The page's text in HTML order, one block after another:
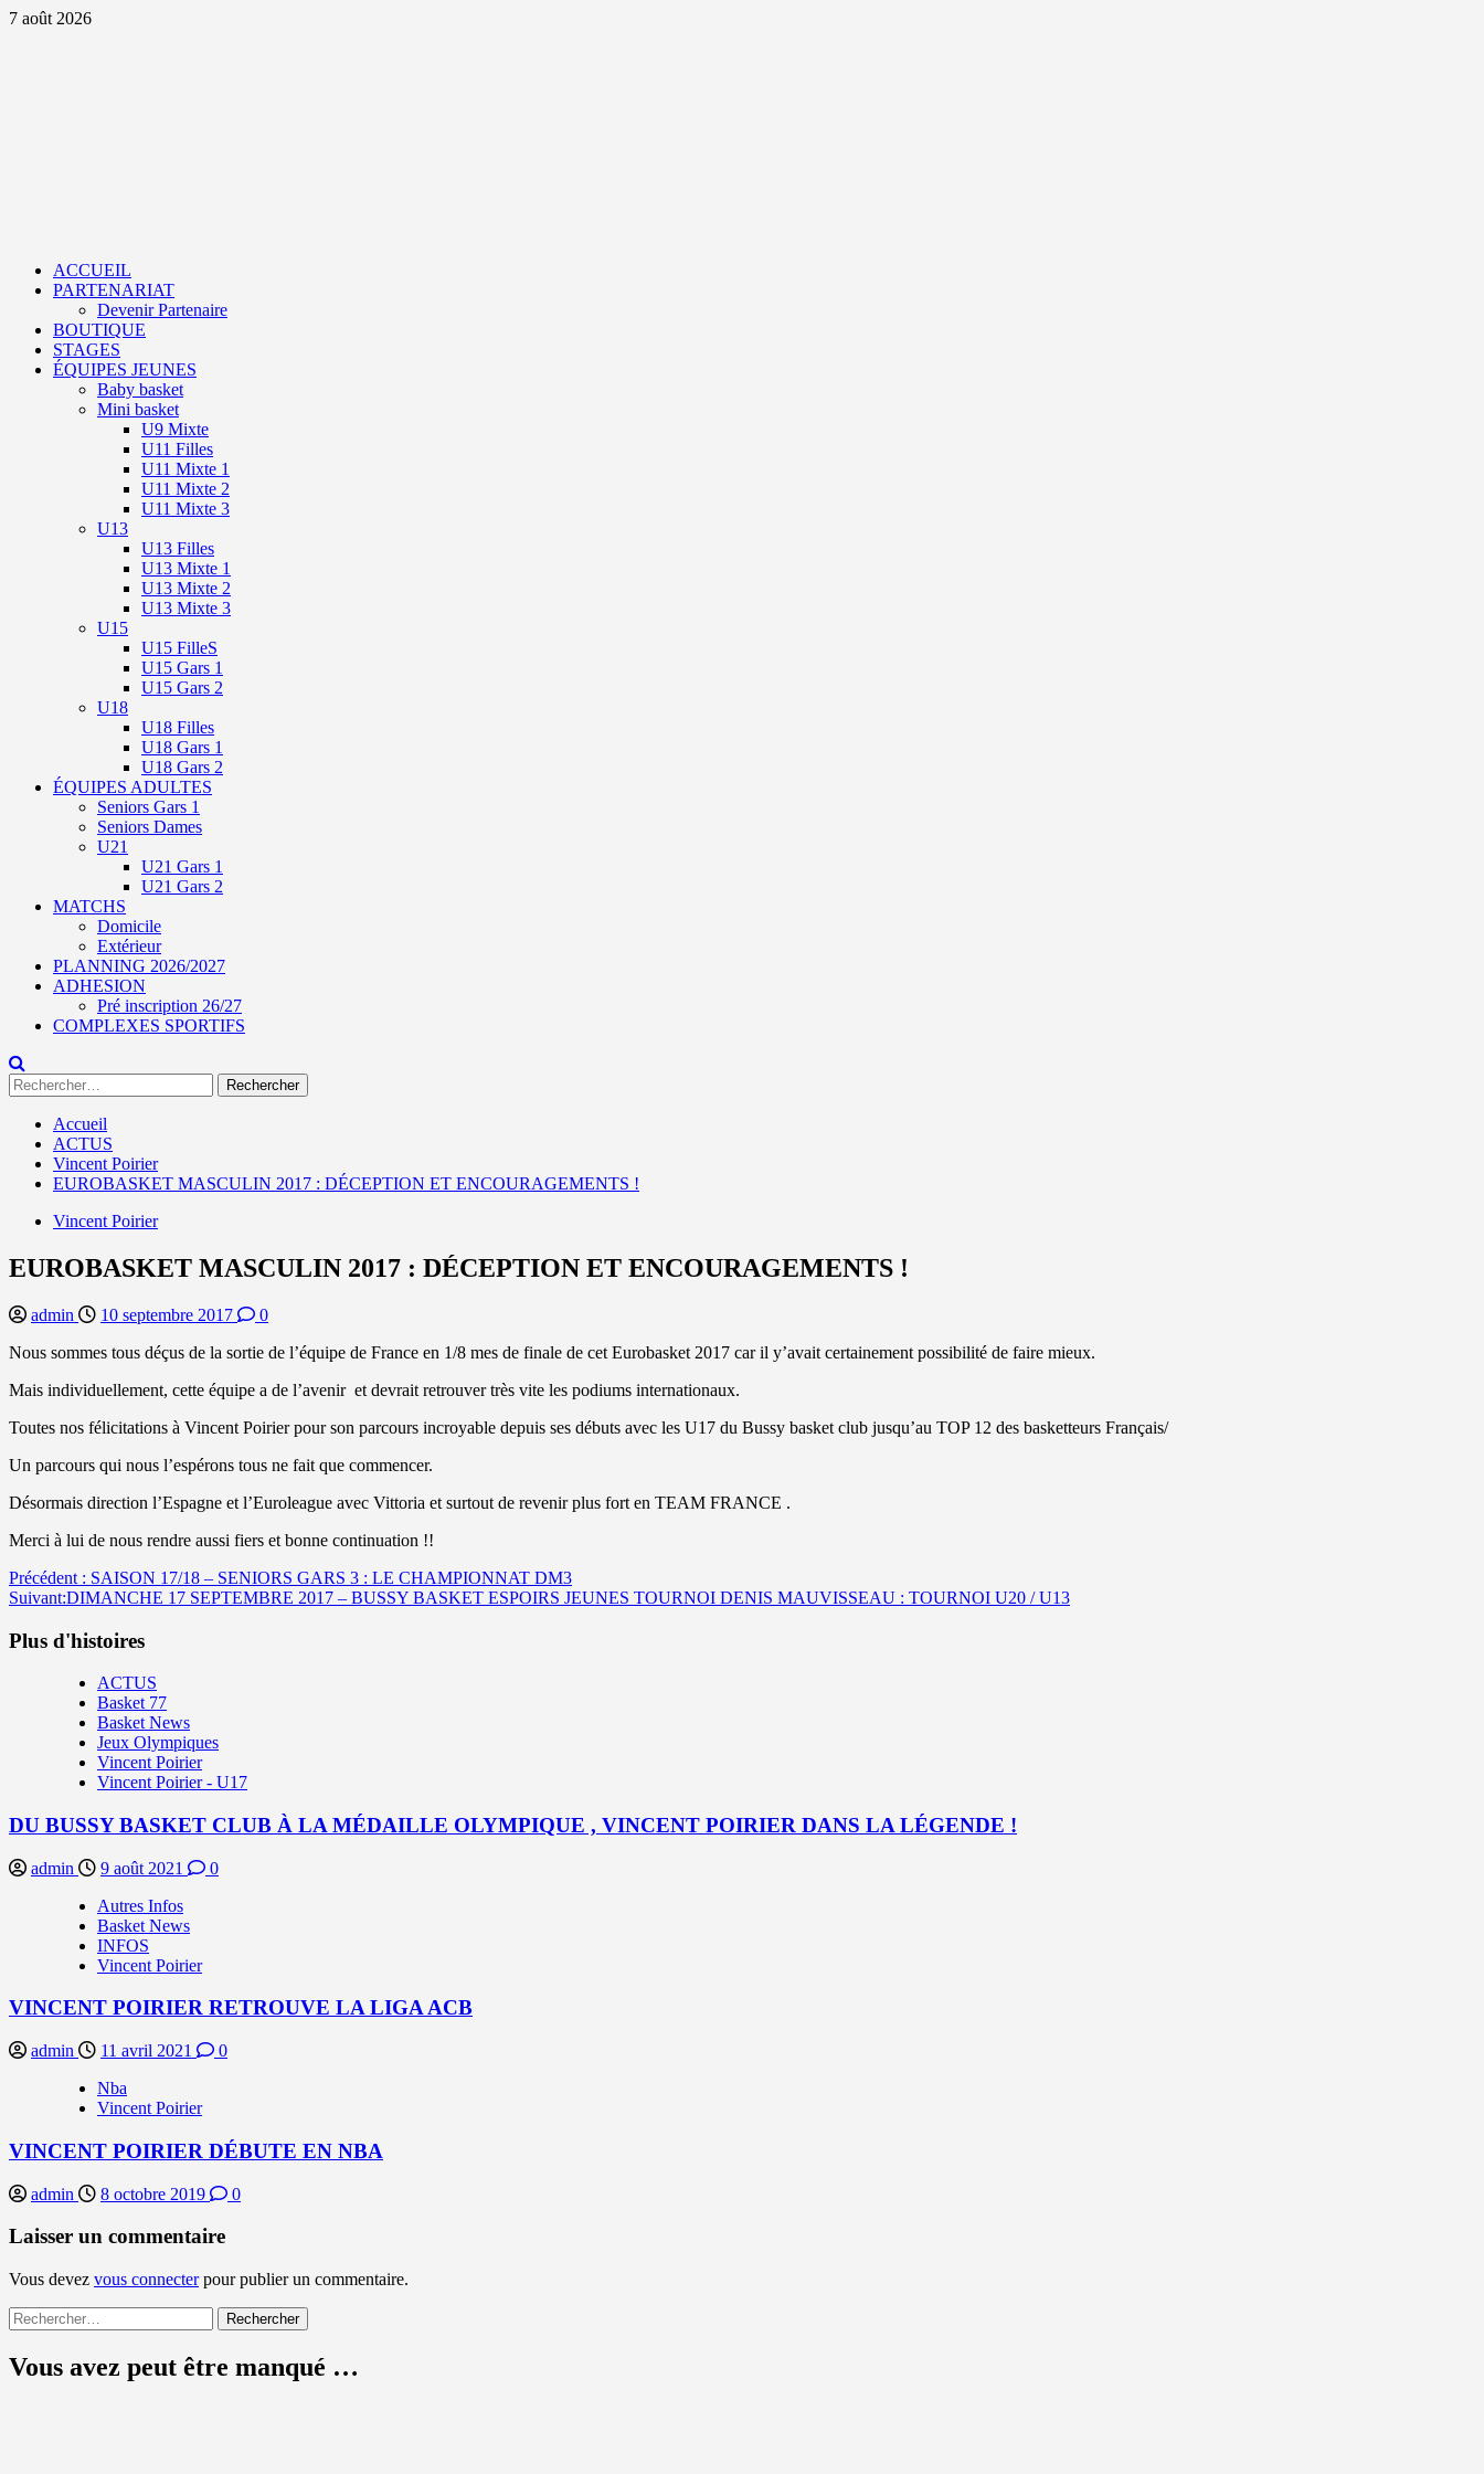
Aller
7 août 2026
ACCUEIL
PARTENARIAT
Devenir Partenaire
BOUTIQUE
STAGES
ÉQUIPES JEUNES
Baby basket
Mini basket
U9 Mixte
U11 Filles
U11 Mixte 1
U11 Mixte 2
U11 Mixte 3
U13
U13 Filles
U13 Mixte 1
U13 Mixte 2
U13 Mixte 3
U15
U15 FilleS
U15 Gars 1
U15 Gars 2
U18
U18 Filles
U18 Gars 1
U18 Gars 2
ÉQUIPES ADULTES
Seniors Gars 1
Seniors Dames
U21
U21 Gars 1
U21 Gars 2
MATCHS
Domicile
Extérieur
PLANNING 2026/2027
ADHESION
Pré inscription 26/27
COMPLEXES SPORTIFS
Rechercher :
Accueil
ACTUS
Vincent Poirier
EUROBASKET MASCULIN 2017 : DÉCEPTION ET ENCOURAGEMENTS !
Vincent Poirier
EUROBASKET MASCULIN 2017 : DÉCEPTION ET ENCOURAGEMENTS !
admin 10 septembre 2017
0
Nous sommes tous déçus de la sortie de l’équipe de France en 1/8 mes de finale de cet Eurobasket 2017 car il y’avait certainement possibilité de faire mieux.
Mais individuellement, cette équipe a de l’avenir et devrait retrouver très vite les podiums internationaux.
Toutes nos félicitations à Vincent Poirier pour son parcours incroyable depuis ses débuts avec les U17 du Bussy basket club jusqu’au TOP 12 des basketteurs Français/
Un parcours qui nous l’espérons tous ne fait que commencer.
Désormais direction l’Espagne et l’Euroleague avec Vittoria et surtout de revenir plus fort en TEAM FRANCE .
Merci à lui de nous rendre aussi fiers et bonne continuation !!
Navigation
d’article
Précédent : SAISON 17/18 – SENIORS GARS 3 : LE CHAMPIONNAT DM3
Suivant:DIMANCHE 17 SEPTEMBRE 2017 – BUSSY BASKET ESPOIRS JEUNES TOURNOI DENIS MAUVISSEAU : TOURNOI U20 / U13
Plus d'histoires
ACTUS
Basket 77
Basket News
Jeux Olympiques
Vincent Poirier
Vincent Poirier - U17
DU BUSSY BASKET CLUB À LA MÉDAILLE OLYMPIQUE , VINCENT POIRIER DANS LA LÉGENDE !
admin 9 août 2021
0
Autres Infos
Basket News
INFOS
Vincent Poirier
VINCENT POIRIER RETROUVE LA LIGA ACB
admin 11 avril 2021
0
Nba
Vincent Poirier
VINCENT POIRIER DÉBUTE EN NBA
admin 8 octobre 2019 0
Laisser un commentaire
Vous devez vous connecterpour publier un commentaire.
Rechercher :
Vous avez peut être manqué …